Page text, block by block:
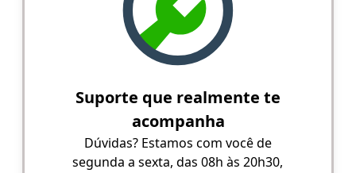
Suporte que realmente te
acompanha
Dúvidas? Estamos com você de
segunda a sexta, das 08h às 20h30,